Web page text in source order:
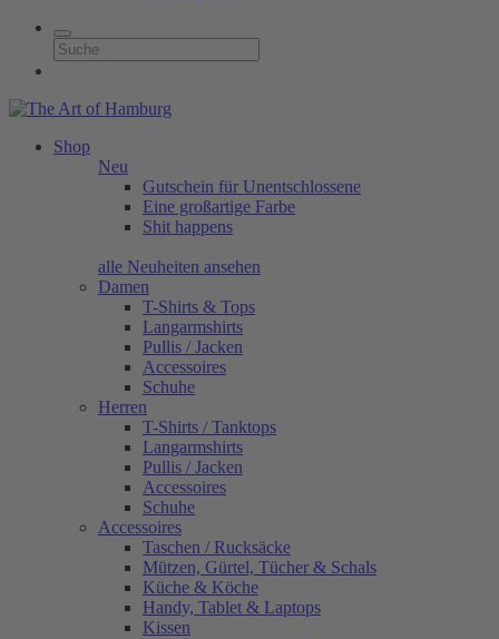
Shop
Neu
Gutschein für Unentschlossene
Eine großartige Farbe
Shit happens
alle Neuheiten ansehen
Damen
T-Shirts & Tops
Langarmshirts
Pullis / Jacken
Accessoires
Schuhe
Herren
T-Shirts / Tanktops
Langarmshirts
Pullis / Jacken
Accessoires
Schuhe
Accessoires
Taschen / Rucksäcke
Mützen, Gürtel, Tücher & Schals
Küche & Köche
Handy, Tablet & Laptops
Kissen